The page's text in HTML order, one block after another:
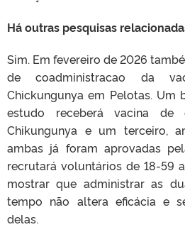
Há outras pesquisas
Sim. Em fevereiro de 2026
de coadministracao da
Chickungunya em Pelotas. Um
estudo receberá vacina
Chikungunya e um terceiro,
ambas já foram aprovadas
recrutará voluntários de 18-59
mostrar que administrar as
tempo não altera eficácia e
delas.